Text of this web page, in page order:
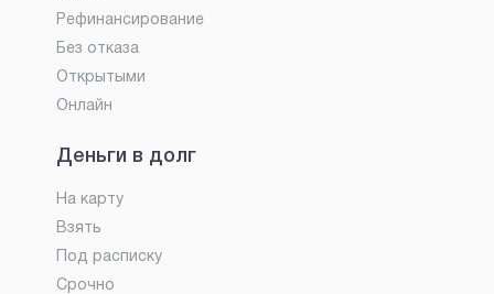
Рефинансирование
Без отказа
Открытыми
Онлайн
Деньги в долг
На карту
Взять
Под расписку
Срочно